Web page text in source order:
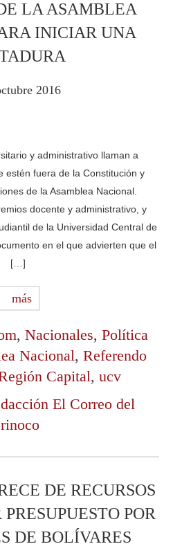
LA ASAMBLEA
INICIAR UNA
2016
y administrativo llaman a
estén fuera de la Constitución y
de la Asamblea Nacional.
docente y administrativo, y
de la Universidad Central de
en el que advierten que el
[…]
más
, Nacionales, Política
Nacional, Referendo
Capital, ucv
El Correo del
DE RECURSOS
POR
DE BOLÍVARES